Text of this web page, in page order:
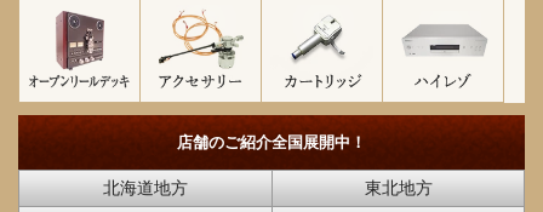
店舗のご紹介全国展開中！
北海道地方
東北地方